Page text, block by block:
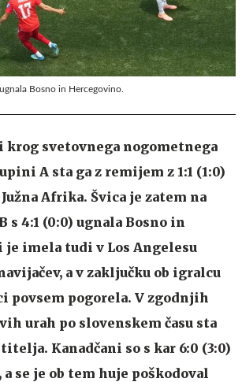
Bosno in Hercegovino.
krog svetovnega nogometnega
A sta ga z remijem z 1:1 (1:0)
Afrika. Švica je zatem na
s 4:1 (0:0) ugnala Bosno in
je imela tudi v Los Angelesu
a v zaključku ob igralcu
povsem pogorela. V zgodnjih
urah po slovenskem času sta
Kanadčani so s kar 6:0 (3:0)
se je ob tem huje poškodoval